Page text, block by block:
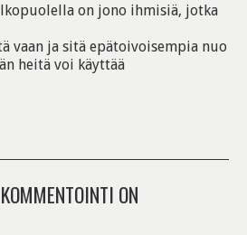
on jono ihmisiä, jotka
vaan ja sitä epätoivoisempia nuo
heitä voi käyttää
ON